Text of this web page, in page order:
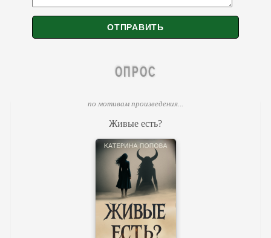
ОПРОС
по мотивам произведения...
Живые есть?